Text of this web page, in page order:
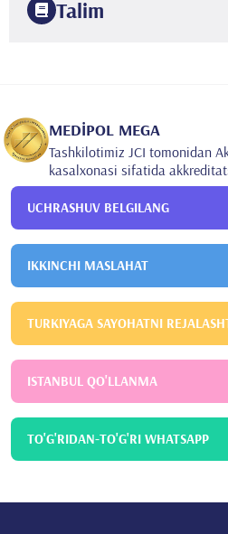
Talim
MEDİPOL MEGA
Tashkilotimiz JCI tomonidan
kasalxonasi sifatida
UCHRASHUV BELGILANG
IKKINCHI MASLAHAT
TURKIYAGA SAYOHATNI
ISTANBUL QO'LLANMA
TO'G'RIDAN-TO'G'RI WHATSAPP